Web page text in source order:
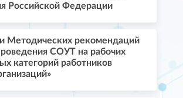
Российской Федерации
Методических рекомендаций
СОУТ на рабочих
категорий работников